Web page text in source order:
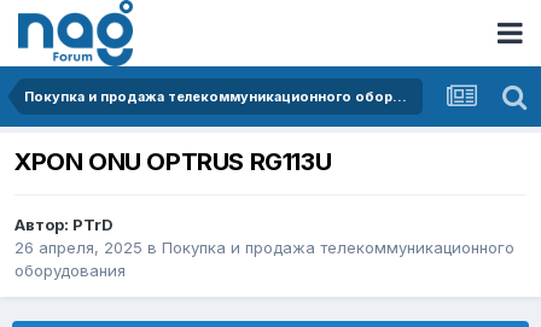
Покупка и продажа телекоммуникационного оборудования
XPON ONU OPTRUS RG113U
Автор: PTrD
26 апреля, 2025 в Покупка и продажа телекоммуникационного
оборудования